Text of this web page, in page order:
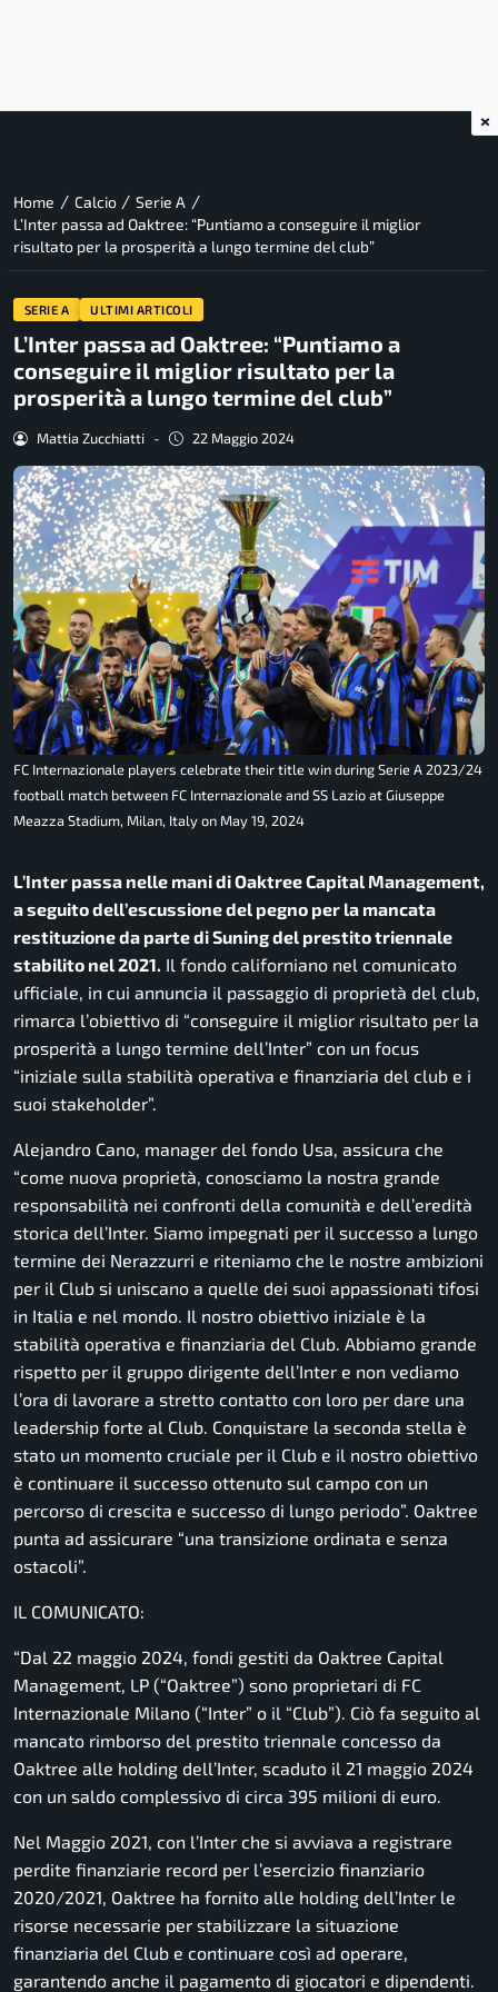
Home / Calcio / Serie A /
L’Inter passa ad Oaktree: “Puntiamo a conseguire il miglior
risultato per la prosperità a lungo termine del club”
SERIE A ULTIMI ARTICOLI
L’Inter passa ad Oaktree: “Puntiamo a
conseguire il miglior risultato per la
prosperità a lungo termine del club”
Mattia Zucchiatti - 22 Maggio 2024
FC Internazionale players celebrate their title win during Serie A 2023/24
football match between FC Internazionale and SS Lazio at Giuseppe
Meazza Stadium, Milan, Italy on May 19, 2024
L’Inter passa nelle mani di Oaktree Capital Management,
a seguito dell’escussione del pegno per la mancata
restituzione da parte di Suning del prestito triennale
stabilito nel 2021. Il fondo californiano nel comunicato
ufficiale, in cui annuncia il passaggio di proprietà del club,
rimarca l’obiettivo di “conseguire il miglior risultato per la
prosperità a lungo termine dell’Inter” con un focus
“iniziale sulla stabilità operativa e finanziaria del club e i
suoi stakeholder”.
Alejandro Cano, manager del fondo Usa, assicura che
“come nuova proprietà, conosciamo la nostra grande
responsabilità nei confronti della comunità e dell’eredità
storica dell’Inter. Siamo impegnati per il successo a lungo
termine dei Nerazzurri e riteniamo che le nostre ambizioni
per il Club si uniscano a quelle dei suoi appassionati tifosi
in Italia e nel mondo. Il nostro obiettivo iniziale è la
stabilità operativa e finanziaria del Club. Abbiamo grande
rispetto per il gruppo dirigente dell’Inter e non vediamo
l’ora di lavorare a stretto contatto con loro per dare una
leadership forte al Club. Conquistare la seconda stella è
stato un momento cruciale per il Club e il nostro obiettivo
è continuare il successo ottenuto sul campo con un
percorso di crescita e successo di lungo periodo”. Oaktree
punta ad assicurare “una transizione ordinata e senza
ostacoli”.
IL COMUNICATO:
“Dal 22 maggio 2024, fondi gestiti da Oaktree Capital
Management, LP (“Oaktree”) sono proprietari di FC
Internazionale Milano (“Inter” o il “Club”). Ciò fa seguito al
mancato rimborso del prestito triennale concesso da
Oaktree alle holding dell’Inter, scaduto il 21 maggio 2024
con un saldo complessivo di circa 395 milioni di euro.
Nel Maggio 2021, con l’Inter che si avviava a registrare
perdite finanziarie record per l’esercizio finanziario
2020/2021, Oaktree ha fornito alle holding dell’Inter le
risorse necessarie per stabilizzare la situazione
finanziaria del Club e continuare così ad operare,
garantendo anche il pagamento di giocatori e dipendenti.
×